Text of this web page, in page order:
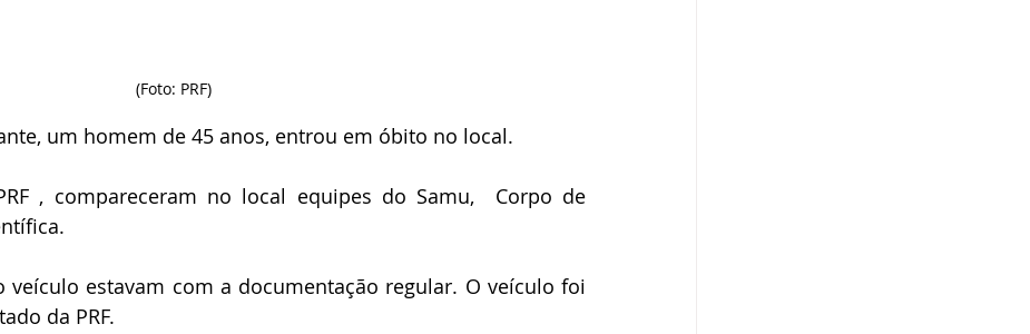
(Foto: PRF)
um homem de 45 anos, entrou em óbito no local.
, compareceram no local equipes do Samu,  Corpo de
estavam com a documentação regular. O veículo foi
da PRF.